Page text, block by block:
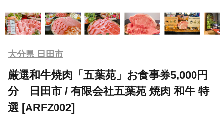
大分県 日田市
厳選和牛焼肉「五葉苑」お食事券5,000円
分 日田市 / 有限会社五葉苑 焼肉 和牛 特
選 [ARFZ002]